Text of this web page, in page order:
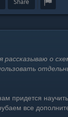
Share
о
придется
все